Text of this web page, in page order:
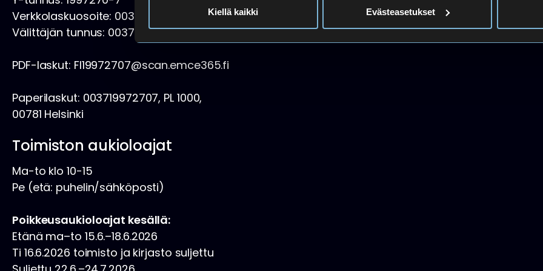
Kiellä kaikki Evästeasetukset
Verkkolaskuosoite: 003719972707
Välittäjän tunnus: 003723327487 (Apix)
PDF-laskut: FI19972707@scan.emce365.fi
Paperilaskut: 003719972707, PL 1000,
00781 Helsinki
Toimiston aukioloajat
Ma-to klo 10-15
Pe (etä: puhelin/sähköposti)
Poikkeusaukioloajat kesällä:
Etänä ma–to 15.6.–18.6.2026
Ti 16.6.2026 toimisto ja kirjasto suljettu
Suomen kurssit
Haku